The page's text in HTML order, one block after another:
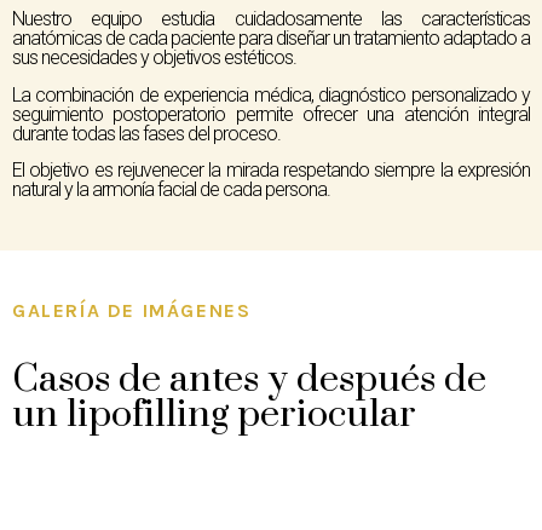
Nuestro equipo estudia cuidadosamente las características
anatómicas de cada paciente para diseñar un tratamiento adaptado a
sus necesidades y objetivos estéticos.
La combinación de experiencia médica, diagnóstico personalizado y
seguimiento postoperatorio permite ofrecer una atención integral
durante todas las fases del proceso.
El objetivo es rejuvenecer la mirada respetando siempre la expresión
natural y la armonía facial de cada persona.
GALERÍA DE IMÁGENES
Casos de antes y después de
un lipofilling periocular